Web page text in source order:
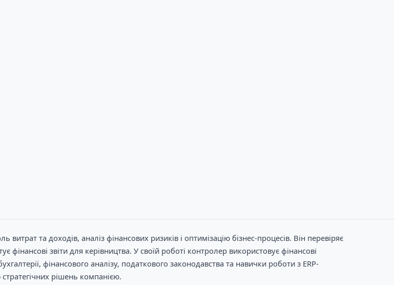
та доходів, аналіз фінансових ризиків і оптимізацію бізнес-процесів. Він перевіряє
звіти для керівництва. У своїй роботі контролер використовує фінансові
фінансового аналізу, податкового законодавства та навички роботи з ERP-
рішень компанією.